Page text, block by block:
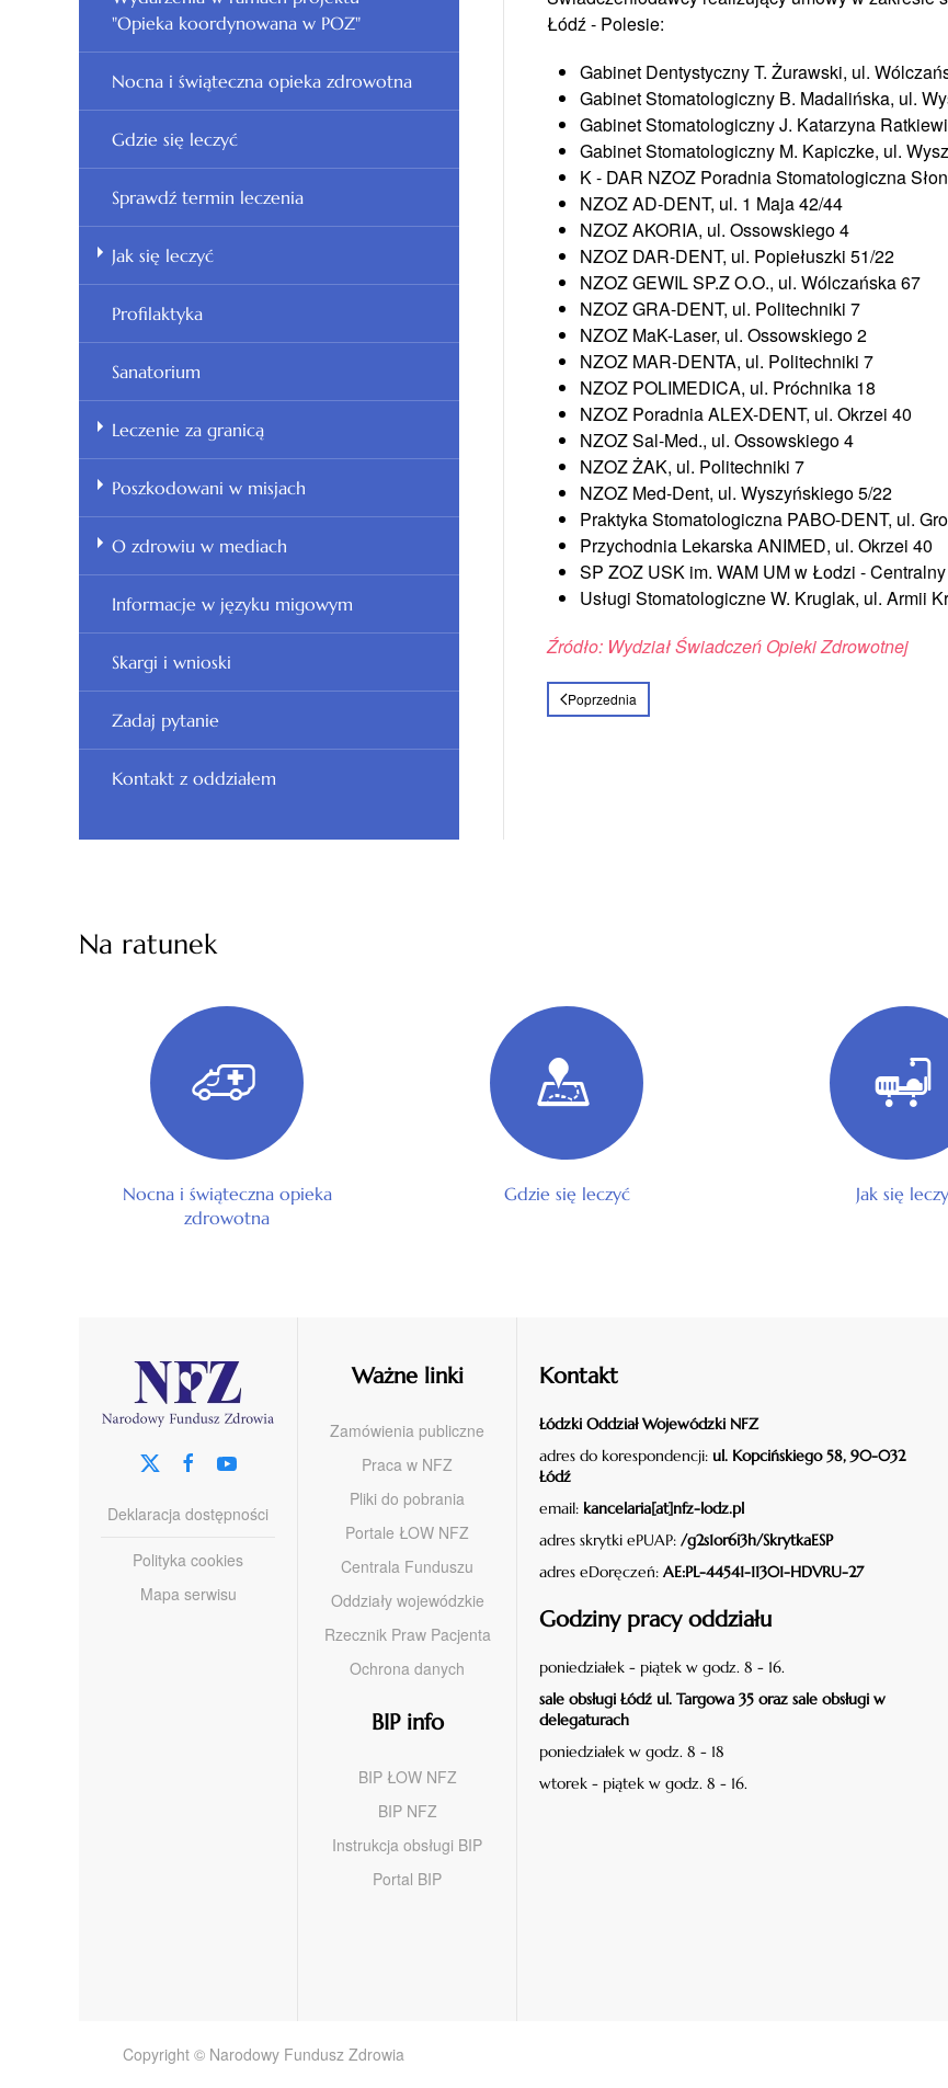
Łódź - Polesie:
Gabinet Dentystyczny T. Żurawski, ul.
Gabinet Stomatologiczny B. Madalińska, ul.
Gabinet Stomatologiczny J. Katarzyna
Gabinet Stomatologiczny M. Kapiczke, ul.
K - DAR NZOZ Poradnia Stomatologiczna
NZOZ AD-DENT, ul. 1 Maja 42/44
NZOZ AKORIA, ul. Ossowskiego 4
NZOZ DAR-DENT, ul. Popiełuszki 51/22
NZOZ GEWIL SP.Z O.O., ul. Wólczańska 67
NZOZ GRA-DENT, ul. Politechniki 7
NZOZ MaK-Laser, ul. Ossowskiego 2
NZOZ MAR-DENTA, ul. Politechniki 7
NZOZ POLIMEDICA, ul. Próchnika 18
NZOZ Poradnia ALEX-DENT, ul. Okrzei 40
NZOZ Sal-Med., ul. Ossowskiego 4
NZOZ ŻAK, ul. Politechniki 7
NZOZ Med-Dent, ul. Wyszyńskiego 5/22
Praktyka Stomatologiczna PABO-DENT, ul.
Przychodnia Lekarska ANIMED, ul. Okrzei 40
SP ZOZ USK im. WAM UM w Łodzi -
Usługi Stomatologiczne W. Kruglak, ul. Armii
Źródło: Wydział Świadczeń Opieki Zdrowotnej
Poprzednia
"Opieka koordynowana w POZ"
Nocna i świąteczna opieka zdrowotna
Gdzie się leczyć
Sprawdź termin leczenia
Jak się leczyć
Profilaktyka
Sanatorium
Leczenie za granicą
Poszkodowani w misjach
O zdrowiu w mediach
Informacje w języku migowym
Skargi i wnioski
Zadaj pytanie
Kontakt z oddziałem
Na ratunek
Nocna i świąteczna opieka
zdrowotna
Gdzie się leczyć Jak się
Deklaracja dostępności
Polityka cookies
Mapa serwisu
Ważne linki
Zamówienia publiczne
Praca w NFZ
Pliki do pobrania
Portale ŁOW NFZ
Centrala Funduszu
Oddziały wojewódzkie
Rzecznik Praw Pacjenta
Ochrona danych
BIP info
BIP ŁOW NFZ
BIP NFZ
Instrukcja obsługi BIP
Portal BIP
Kontakt
Łódzki Oddział Wojewódzki NFZ
adres do korespondencji: ul. Kopcińskiego 58, 90-032
Łódź
email: kancelaria[at]nfz-lodz.pl
adres skrytki ePUAP: /g2s1or6i3h/SkrytkaESP
adres eDoręczeń: AE:PL-44541-11301-HDVRU-27
Godziny pracy oddziału
poniedziałek - piątek w godz. 8 - 16.
sale obsługi Łódź ul. Targowa 35 oraz sale obsługi w
delegaturach
poniedziałek w godz. 8 - 18
wtorek - piątek w godz. 8 - 16.
Copyright © Narodowy Fundusz Zdrowia